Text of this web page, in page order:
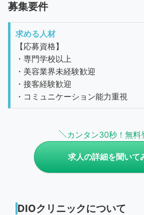
募集要件
求める人材
【応募資格】
・専門学校以上
・美容業界未経験歓迎
・接客経験歓迎
・コミュニケーション能力重視
カンタン30秒！無料
求人の詳細を聞いて
DIOクリニックについて